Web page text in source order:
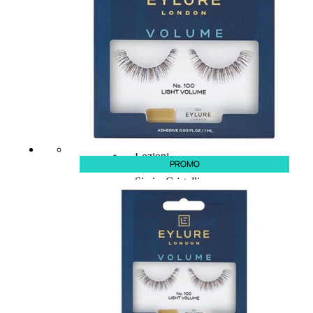
CAPELLI
Shampoo
Balsamo
Mousse
Olii Capelli
Lozioni
Sieri e Cristalli
Spray
Cera e Crema
Gel Capelli
Colorazione
Shampoo
PROMO